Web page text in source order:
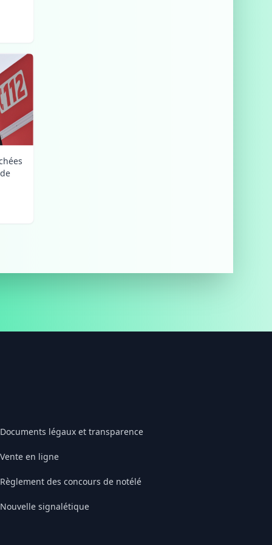
Documents légaux et transparence
Vente en ligne
Règlement des concours de notélé
Nouvelle signalétique